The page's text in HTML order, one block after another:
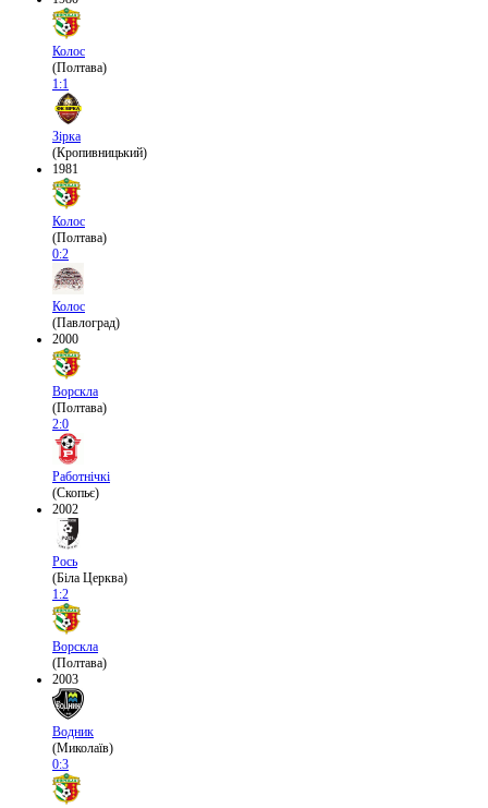
Колос
(Полтава)
1:1
Зірка
(Кропивницький)
1981
Колос
(Полтава)
0:2
Колос
(Павлоград)
2000
Ворскла
(Полтава)
2:0
Работнічкі
(Скопьє)
2002
Рось
(Біла Церква)
1:2
Ворскла
(Полтава)
2003
Водник
(Миколаїв)
0:3